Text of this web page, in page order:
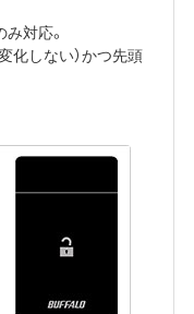
対応。
化しない）かつ先頭